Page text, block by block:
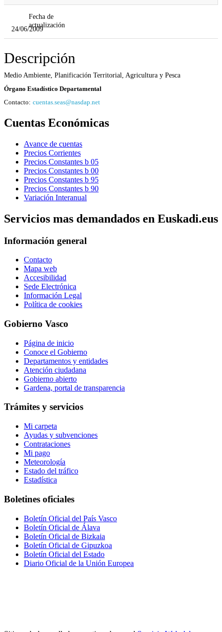
Fecha de
actualización
24/06/2009
Descripción
Medio Ambiente, Planificación Territorial, Agricultura y Pesca
Órgano Estadístico Departamental
Contacto: cuentas.seas@nasdap.net
Cuentas Económicas
Avance de cuentas
Precios Corrientes
Precios Constantes b 05
Precios Constantes b 00
Precios Constantes b 95
Precios Constantes b 90
Variación Interanual
Servicios mas demandados en Euskadi.eus
Información general
Contacto
Mapa web
Accesibilidad
Sede Electrónica
Información Legal
Política de cookies
Gobierno Vasco
Página de inicio
Conoce el Gobierno
Departamentos y entidades
Atención ciudadana
Gobierno abierto
Gardena, portal de transparencia
Trámites y servicios
Mi carpeta
Ayudas y subvenciones
Contrataciones
Mi pago
Meteorología
Estado del tráfico
Estadística
Boletines oficiales
Boletín Oficial del País Vasco
Boletín Oficial de Álava
Boletín Oficial de Bizkaia
Boletín Oficial de Gipuzkoa
Boletín Oficial del Estado
Diario Oficial de la Unión Europea